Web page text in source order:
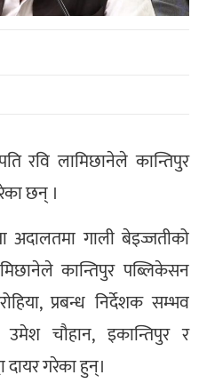
रवि लामिछानेले कान्तिपुर
छन् ।
गाली बेइज्जतीको
कान्तिपुर पब्लिकेसन
प्रबन्ध निर्देशक सम्भव
उमेश चौहान, इकान्तिपुर र
दायर गरेका हुन्।